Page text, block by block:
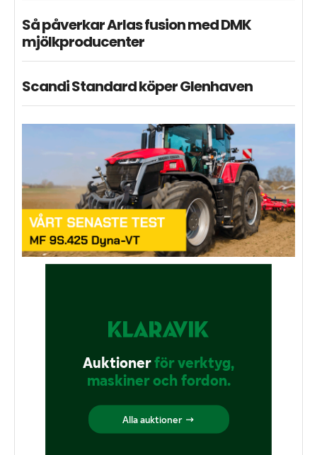
Så påverkar Arlas fusion med DMK
mjölkproducenter
Scandi Standard köper Glenhaven